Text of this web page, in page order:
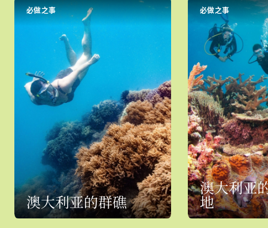
必做之事
澳大利亚的群礁
必做之事
澳大利亚
地